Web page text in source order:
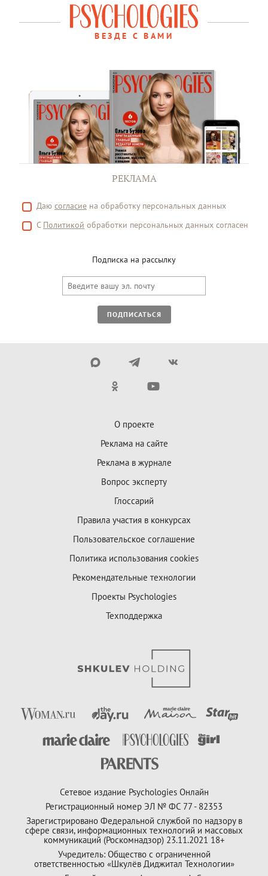
ВЕЗДЕ С ВАМИ
РЕКЛАМА
Даю согласие на обработку персональных данных
С Политикой обработки персональных данных согласен
Подписка на рассылку
ПОДПИСАТЬСЯ
О проекте
Реклама на сайте
Реклама в журнале
Вопрос эксперту
Глоссарий
Правила участия в конкурсах
Пользовательское соглашение
Политика использования cookies
Рекомендательные технологии
Проекты Psychologies
Техподдержка
Сетевое издание Psychologies Онлайн
Регистрационный номер ЭЛ № ФС 77 - 82353
Зарегистрировано Федеральной службой по надзору в
сфере связи, информационных технологий и массовых
коммуникаций (Роскомнадзор) 23.11.2021 18+
Учредитель: Общество с ограниченной
ответственностью «Шкулёв Диджитал Технологии»